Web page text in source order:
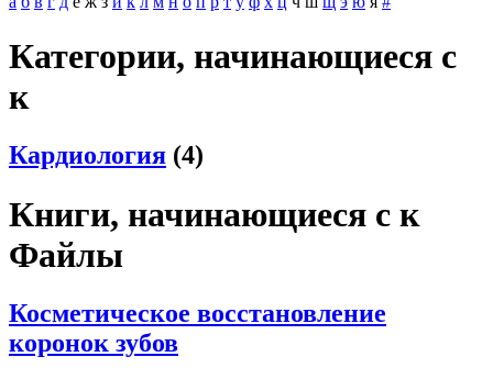
Категории, начинающиеся с
к
Кардиология (4)
Книги, начинающиеся с к
Файлы
Косметическое восстановление
коронок зубов